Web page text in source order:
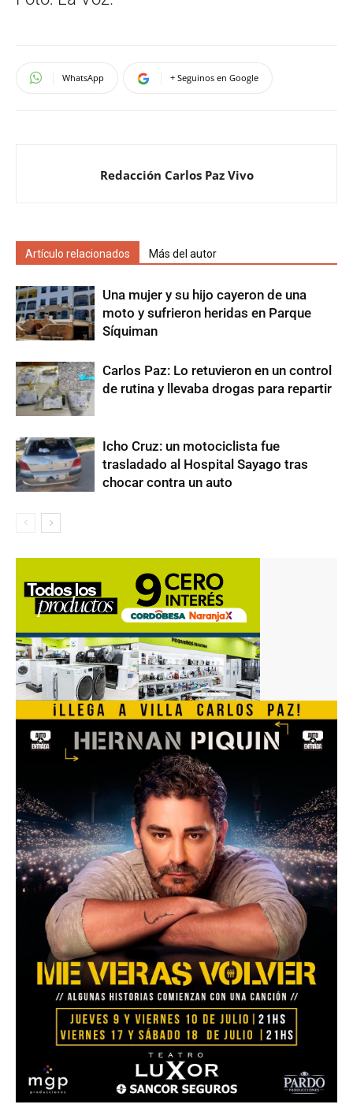
WhatsApp + Seguinos en Google
Redacción Carlos Paz Vivo
Artículo relacionados Más del autor
Una mujer y su hijo cayeron de una
moto y sufrieron heridas en Parque
Síquiman
Carlos Paz: Lo retuvieron en un control
de rutina y llevaba drogas para repartir
Icho Cruz: un motociclista fue
trasladado al Hospital Sayago tras
chocar contra un auto